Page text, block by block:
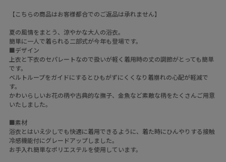
【こちらの商品はお客様都合でのご返品は承れません】
夏の風情をまとう、涼やかな大人の浴衣。
簡単に一人で着られる二部式が今年も登場です。
■デザイン
上衣と下衣のセパレートなので扱いが軽く着用時の丈の調節がとっても簡単
です。
ベルトループをガイドにするとひもがずにくくなり着崩れの心配が軽減で
す。
かわいらしいお花の柄や古典的な撫子、金魚など素敵な柄をたくさんご用意
いたしました。
■素材
浴衣とはいえ少しでも快適に着用できるように、着た時にひんやりする接触
冷感機能付にグレードアップしました。
お手入れ簡単なポリエステルを使用しています。